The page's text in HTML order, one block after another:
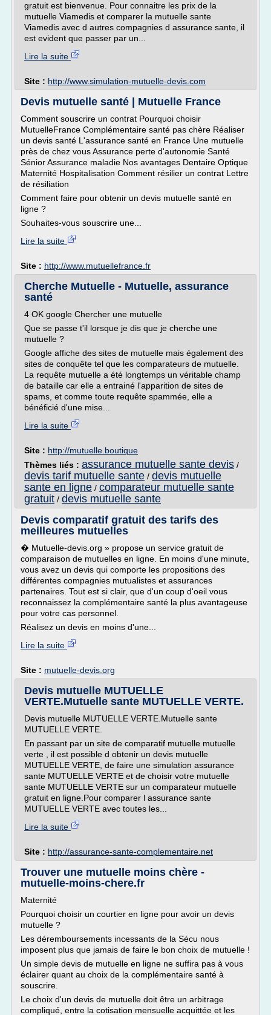
gratuit est bienvenue. Pour connaitre les prix de la
mutuelle Viamedis et comparer la mutuelle sante
Viamedis avec d autres compagnies d assurance sante, il
est evident que passer par un...
Lire la suite
Site : http://www.simulation-mutuelle-devis.com
Devis mutuelle santé | Mutuelle France
Comment souscrire un contrat Pourquoi choisir
MutuelleFrance Complémentaire santé pas chère Réaliser
un devis santé L'assurance santé en France Une mutuelle
près de chez vous Assurance perte d'autonomie Santé
Sénior Assurance maladie Nos avantages Dentaire Optique
Maternité Hospitalisation Comment résilier un contrat Lettre
de résiliation
Comment faire pour obtenir un devis mutuelle santé en
ligne ?
Souhaites-vous souscrire une...
Lire la suite
Site : http://www.mutuellefrance.fr
Cherche Mutuelle - Mutuelle, assurance
santé
4 OK google Chercher une mutuelle
Que se passe t'il lorsque je dis que je cherche une
mutuelle ?
Google affiche des sites de mutuelle mais également des
sites de conquête tel que les comparateurs de mutuelle.
La requête mutuelle a été longtemps un véritable champ
de bataille car elle a entrainé l'apparition de sites de
spams, et comme toute requête spammée, elle a
bénéficié d'une mise...
Lire la suite
Site : http://mutuelle.boutique
Thèmes liés : assurance mutuelle sante devis /
devis tarif mutuelle sante / devis mutuelle
sante en ligne / comparateur mutuelle sante
gratuit / devis mutuelle sante
Devis comparatif gratuit des tarifs des
meilleures mutuelles
� Mutuelle-devis.org » propose un service gratuit de
comparaison de mutuelles en ligne. En moins d'une minute,
vous avez un devis qui comporte les propositions des
différentes compagnies mutualistes et assurances
partenaires. Tout est si clair, que d'un coup d'oeil vous
reconnaissez la complémentaire santé la plus avantageuse
pour votre cas personnel.
Réalisez un devis en moins d'une...
Lire la suite
Site : mutuelle-devis.org
Devis mutuelle MUTUELLE
VERTE.Mutuelle sante MUTUELLE VERTE.
Devis mutuelle MUTUELLE VERTE.Mutuelle sante
MUTUELLE VERTE.
En passant par un site de comparatif mutuelle mutuelle
verte , il est possible d obtenir un devis mutuelle
MUTUELLE VERTE, de faire une simulation assurance
sante MUTUELLE VERTE et de choisir votre mutuelle
sante MUTUELLE VERTE sur un comparateur mutuelle
gratuit en ligne.Pour comparer l assurance sante
MUTUELLE VERTE avec toutes les...
Lire la suite
Site : http://assurance-sante-complementaire.net
Trouver une mutuelle moins chère -
mutuelle-moins-chere.fr
Maternité
Pourquoi choisir un courtier en ligne pour avoir un devis
mutuelle ?
Les déremboursements incessants de la Sécu nous
imposent plus que jamais de faire le bon choix de mutuelle !
Un simple devis de mutuelle en ligne ne suffira pas à vous
éclairer quant au choix de la complémentaire santé à
souscrire.
Le choix d'un devis de mutuelle doit être un arbitrage
compliqué, entre la cotisation mensuelle acquittée et les